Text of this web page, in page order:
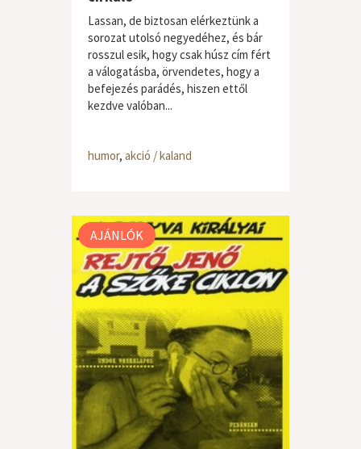
Lassan, de biztosan elérkeztünk a
sorozat utolsó negyedéhez, és bár
rosszul esik, hogy csak húsz cím fért
a válogatásba, örvendetes, hogy a
befejezés parádés, hiszen ettől
kezdve valóban...
humor, akció / kaland
AJÁNLÓK